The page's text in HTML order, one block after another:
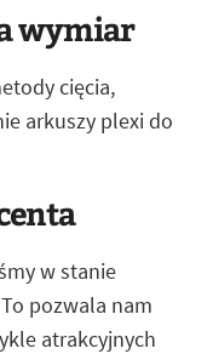
wymiar
cięcia,
arkuszy plexi do
w stanie
pozwala nam
atrakcyjnych